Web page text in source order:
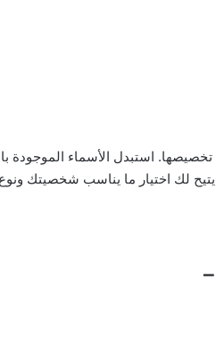
تخصيصها. استبدل الأسماء
لك اختيار ما يناسب شخصيتك